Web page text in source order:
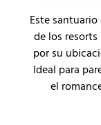
Este
de los
por su
Ideal para
el